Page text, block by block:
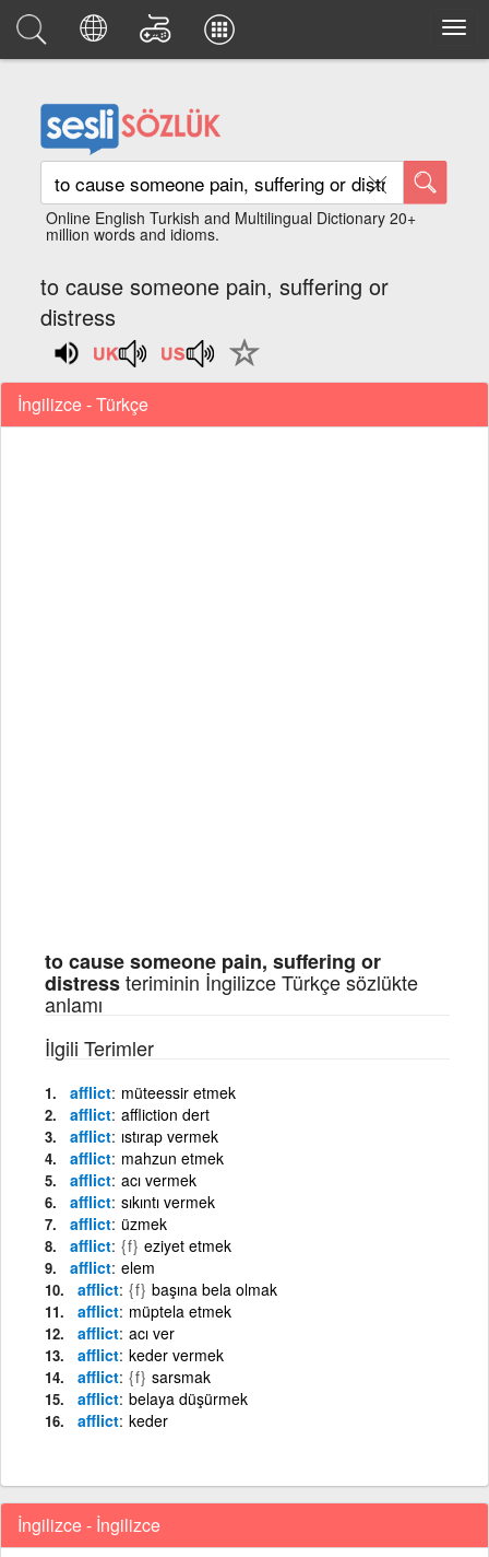
Online English Turkish and Multilingual Dictionary 20+
million words and idioms.
to cause someone pain, suffering or
distress
İngilizce - Türkçe
to cause someone pain, suffering or
distressteriminin İngilizce Türkçe sözlükte
anlamı
İlgili Terimler
afflict müteessir etmek
afflict affliction dert
afflict ıstırap vermek
afflict mahzun etmek
afflict acı vermek
afflict sıkıntı vermek
afflict üzmek
afflict {f} eziyet etmek
afflict elem
afflict {f} başına bela olmak
afflict müptela etmek
afflict acı ver
afflict keder vermek
afflict {f} sarsmak
afflict belaya düşürmek
afflict keder
İngilizce - İngilizce